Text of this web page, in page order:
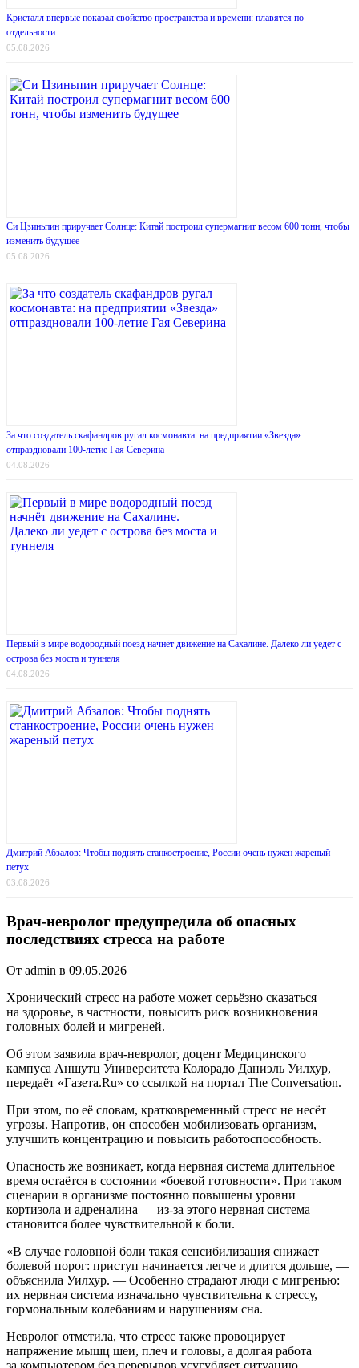
Кристалл впервые показал свойство пространства и времени: плавятся по
отдельности
05.08.2026
Си Цзиньпин приручает Солнце: Китай построил супермагнит весом 600 тонн, чтобы
изменить будущее
05.08.2026
За что создатель скафандров ругал космонавта: на предприятии «Звезда»
отпраздновали 100-летие Гая Северина
04.08.2026
Первый в мире водородный поезд начнёт движение на Сахалине. Далеко ли уедет с
острова без моста и туннеля
04.08.2026
Дмитрий Абзалов: Чтобы поднять станкостроение, России очень нужен жареный
петух
03.08.2026
Врач-невролог предупредила об опасных
последствиях стресса на работе
От admin в 09.05.2026
Хронический стресс на работе может серьёзно сказаться
на здоровье, в частности, повысить риск возникновения
головных болей и мигреней.
Об этом заявила врач-невролог, доцент Медицинского
кампуса Аншутц Университета Колорадо Даниэль Уилхур,
передаёт «Газета.Ru» со ссылкой на портал The Conversation.
При этом, по её словам, кратковременный стресс не несёт
угрозы. Напротив, он способен мобилизовать организм,
улучшить концентрацию и повысить работоспособность.
Опасность же возникает, когда нервная система длительное
время остаётся в состоянии «боевой готовности». При таком
сценарии в организме постоянно повышены уровни
кортизола и адреналина — из-за этого нервная система
становится более чувствительной к боли.
«В случае головной боли такая сенсибилизация снижает
болевой порог: приступ начинается легче и длится дольше, —
объяснила Уилхур. — Особенно страдают люди с мигренью:
их нервная система изначально чувствительна к стрессу,
гормональным колебаниям и нарушениям сна.
Невролог отметила, что стресс также провоцирует
напряжение мышц шеи, плеч и головы, а долгая работа
за компьютером без перерывов усугубляет ситуацию.